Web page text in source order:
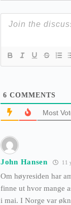
6 COMMENTS
Most
John Hansen 11
Om høyresiden har
finne ut hvor mange
i mai. I Norge var